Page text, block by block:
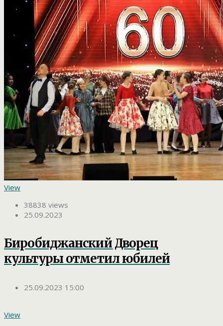
View
38838 views
25.09.2023
Биробиджанский Дворец
культуры отметил юбилей
25.09.2023 15:00
View